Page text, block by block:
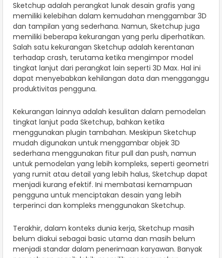
Sketchup adalah perangkat lunak desain grafis yang
memiliki kelebihan dalam kemudahan menggambar 3D
dan tampilan yang sederhana. Namun, Sketchup juga
memiliki beberapa kekurangan yang perlu diperhatikan.
Salah satu kekurangan Sketchup adalah kerentanan
terhadap crash, terutama ketika mengimpor model
tingkat lanjut dari perangkat lain seperti 3D Max. Hal ini
dapat menyebabkan kehilangan data dan mengganggu
produktivitas pengguna.
Kekurangan lainnya adalah kesulitan dalam pemodelan
tingkat lanjut pada Sketchup, bahkan ketika
menggunakan plugin tambahan. Meskipun Sketchup
mudah digunakan untuk menggambar objek 3D
sederhana menggunakan fitur pull dan push, namun
untuk pemodelan yang lebih kompleks, seperti geometri
yang rumit atau detail yang lebih halus, Sketchup dapat
menjadi kurang efektif. Ini membatasi kemampuan
pengguna untuk menciptakan desain yang lebih
terperinci dan kompleks menggunakan Sketchup.
Terakhir, dalam konteks dunia kerja, Sketchup masih
belum diakui sebagai basic utama dan masih belum
menjadi standar dalam penerimaan karyawan. Banyak